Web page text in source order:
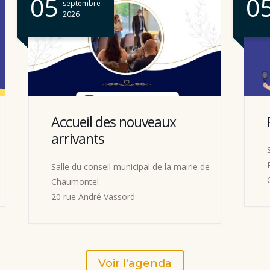
05 septembre
2026
Forum des associations
Rue Oradour sur Glane, 95270
CHAUMONTEL
Voir l'agenda